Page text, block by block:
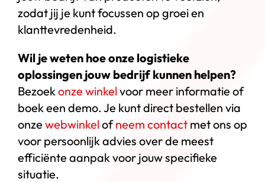
zodat jij je kunt focussen op groei en
klanttevredenheid.
Wil je weten hoe onze logistieke
oplossingen jouw bedrijf kunnen helpen?
Bezoekonze winkelvoor meer informatie of
boek een demo. Je kunt direct bestellen via
onze webwinkelofneem contactmet ons op
voor persoonlijk advies over de meest
efficiënte aanpak voor jouw specifieke
situatie.